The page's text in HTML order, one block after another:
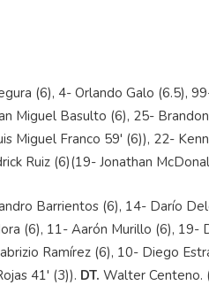
(6), 4- Orlando Galo (6.5),
Miguel Basulto (6), 25-
Miguel Franco 59' (6)), 22-
Ruiz (6)(19- Jonathan
Barrientos (6), 14- Darío
(6), 11- Aarón Murillo (6), 19-
Ramírez (6), 10- Diego
41' (3)). DT. Walter Centeno.